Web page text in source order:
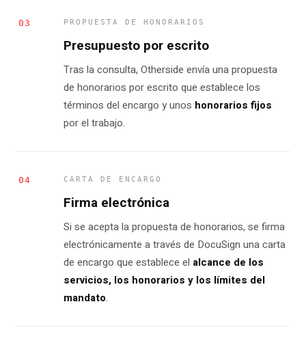
03 PROPUESTA DE HONORARIOS
Presupuesto por escrito
Tras la consulta, Otherside envía una propuesta
de honorarios por escrito que establece los
términos del encargo y unos honorarios fijos
por el trabajo.
04 CARTA DE ENCARGO
Firma electrónica
Si se acepta la propuesta de honorarios, se firma
electrónicamente a través de DocuSign una carta
de encargo que establece el alcance de los
servicios, los honorarios y los límites del
mandato.